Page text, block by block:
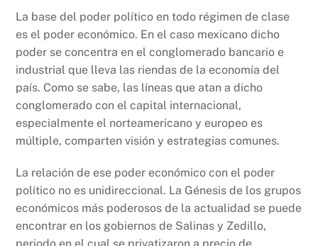
c
e
b
o
o
k
at
s
A
p
p
nt p
y
Li
n
k
La base del poder político en todo régimen de clase
es el poder económico. En el caso mexicano dicho
poder se concentra en el conglomerado bancario e
industrial que lleva las riendas de la economía del
país. Como se sabe, las líneas que atan a dicho
conglomerado con el capital internacional,
especialmente el norteamericano y europeo es
múltiple, comparten visión y estrategias comunes.
La relación de ese poder económico con el poder
político no es unidireccional. La Génesis de los grupos
económicos más poderosos de la actualidad se puede
encontrar en los gobiernos de Salinas y Zedillo,